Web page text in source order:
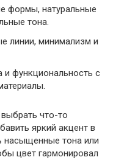
формы, натуральные
тона.
линии, минимализм и
и функциональность с
что-то
яркий акцент в
насыщенные тона или
цвет гармонировал